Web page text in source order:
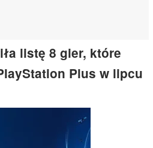
listę 8 gier, które
Plus w lipcu